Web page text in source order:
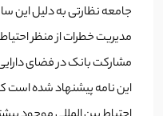
جامعه نظارتی به دلیل این
مدیریت خطرات از منظر
مشارکت بانک در فضای